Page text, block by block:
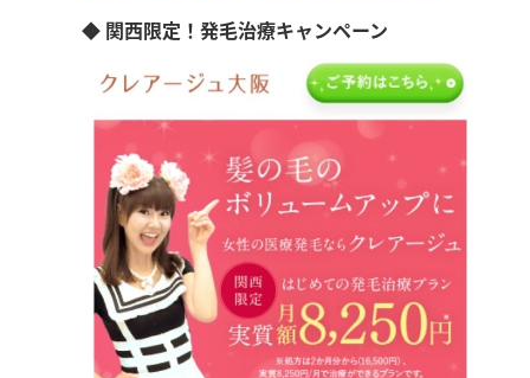
◆ 関西限定！発毛治療キャンペーン